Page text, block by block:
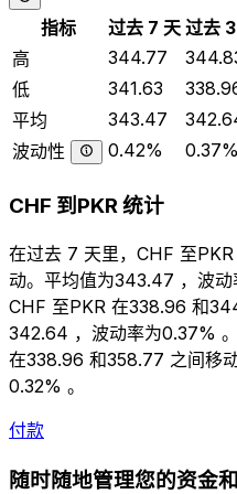
指标 过去 7 天 过去
高
344.77
低
341.63
平均
343.47
波动性
0.42% 0.37%
CHF 到PKR 统计
在过去 7 天里，CHF 至
动。平均值为343.47 ，波动
CHF 至PKR 在338.96 和
342.64 ，波动率为0.37%
在338.96 和358.77 之间移
0.32% 。
付款
随时随地管理您的资金